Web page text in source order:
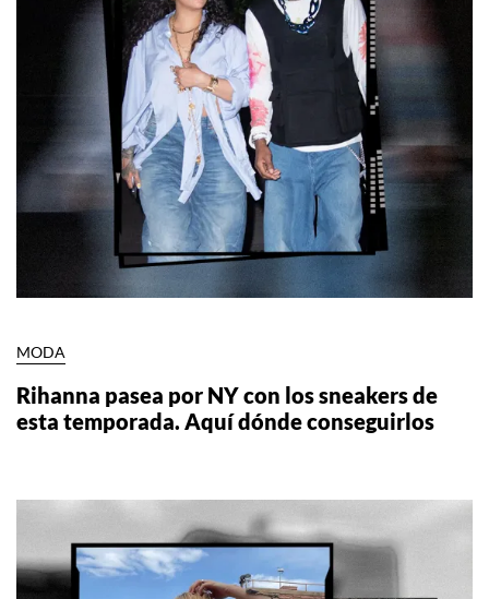
MODA
Rihanna pasea por NY con los sneakers de
esta temporada. Aquí dónde conseguirlos